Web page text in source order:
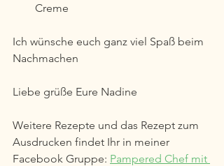
Creme
Ich wünsche euch ganz viel Spaß beim
Nachmachen
Liebe grüße Eure Nadine
Weitere Rezepte und das Rezept zum
Ausdrucken findet Ihr in meiner
Facebook Gruppe: Pampered Chef mit